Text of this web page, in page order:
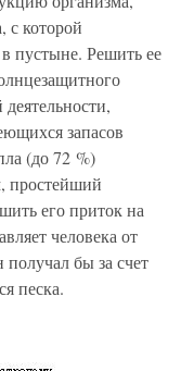
с которой
в пустыне. Решить ее
запасов
(до 72 %)
простейший
его приток на
человека от
бы за счет
песка.